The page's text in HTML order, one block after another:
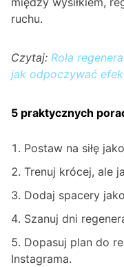
ruchu.
Czytaj: Rola
jak odpoczywać
5 praktycznych
Postaw na siłę
Trenuj krócej, ale
Dodaj spacery
Szanuj dni
Dopasuj plan do
Instagrama.